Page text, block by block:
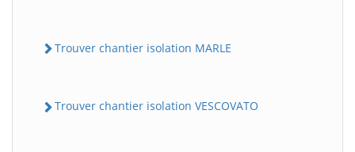
Trouver chantier isolation MARLE
Trouver chantier isolation VESCOVATO